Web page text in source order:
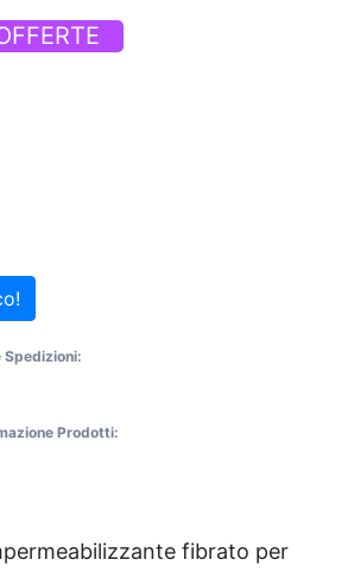
Spedizioni:
Prodotti:
fibrato per